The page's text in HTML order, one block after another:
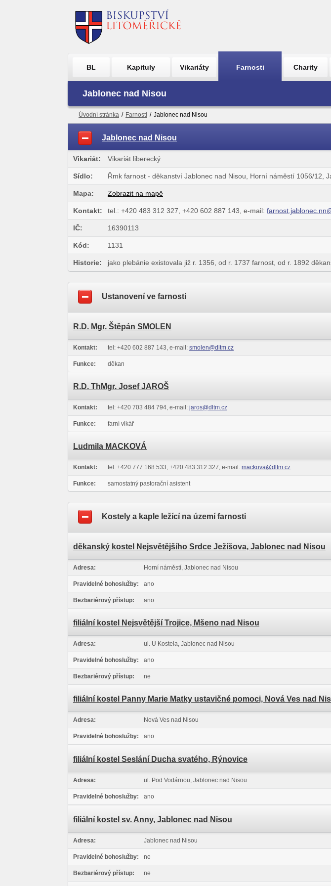
BL Kapituly Vikariáty Farnosti Charity
Jablonec nad Nisou
Úvodní stránka / Farnosti / Jablonec nad Nisou
Jablonec nad Nisou
Vikariát: Vikariát liberecký
Sídlo: Řmk farnost - děkanství Jablonec nad Nisou, Horní náměstí 1056/12,
Mapa: Zobrazit na mapě
Kontakt: tel.: +420 483 312 327, +420 602 887 143, e-mail:
IČ: 16390113
Kód: 1131
Historie: jako plebánie existovala již r. 1356, od r. 1737 farnost, od r. 1892
Ustanovení ve farnosti
R.D. Mgr. Štěpán SMOLEN
Kontakt: tel: +420 602 887 143, e-mail: smolen@dltm.cz
Funkce: děkan
R.D. ThMgr. Josef JAROŠ
Kontakt: tel: +420 703 484 794, e-mail: jaros@dltm.cz
Funkce: farní vikář
Ludmila MACKOVÁ
Kontakt: tel: +420 777 168 533, +420 483 312 327, e-mail: mackova@dltm.cz
Funkce: samostatný pastorační asistent
Kostely a kaple ležící na území farnosti
děkanský kostel Nejsvětějšího Srdce Ježíšova, Jablonec nad Nisou
Adresa: Horní náměstí, Jablonec nad Nisou
Pravidelné bohoslužby: ano
Bezbariérový přístup: ano
filiální kostel Nejsvětější Trojice, Mšeno nad Nisou
Adresa: ul. U Kostela, Jablonec nad Nisou
Pravidelné bohoslužby: ano
Bezbariérový přístup: ne
filiální kostel Panny Marie Matky ustavičné pomoci, Nová Ves nad
Adresa: Nová Ves nad Nisou
Pravidelné bohoslužby: ano
filiální kostel Seslání Ducha svatého, Rýnovice
Adresa: ul. Pod Vodárnou, Jablonec nad Nisou
Pravidelné bohoslužby: ano
filiální kostel sv. Anny, Jablonec nad Nisou
Adresa: Jablonec nad Nisou
Pravidelné bohoslužby: ne
Bezbariérový přístup: ne